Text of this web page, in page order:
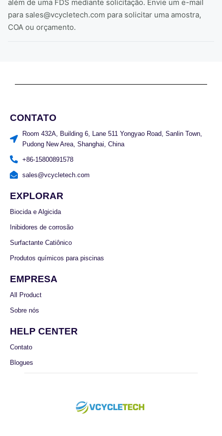
além de uma FDS mediante solicitação. Envie um e-mail
para sales@vcycletech.com para solicitar uma amostra,
COA ou orçamento.
CONTATO
Room 432A, Building 6, Lane 511 Yongyao Road, Sanlin Town,
Pudong New Area, Shanghai, China
+86-15800891578
sales@vcycletech.com
EXPLORAR
Biocida e Algicida
Inibidores de corrosão
Surfactante Catiônico
Produtos químicos para piscinas
EMPRESA
All Product
Sobre nós
HELP CENTER
Contato
Blogues